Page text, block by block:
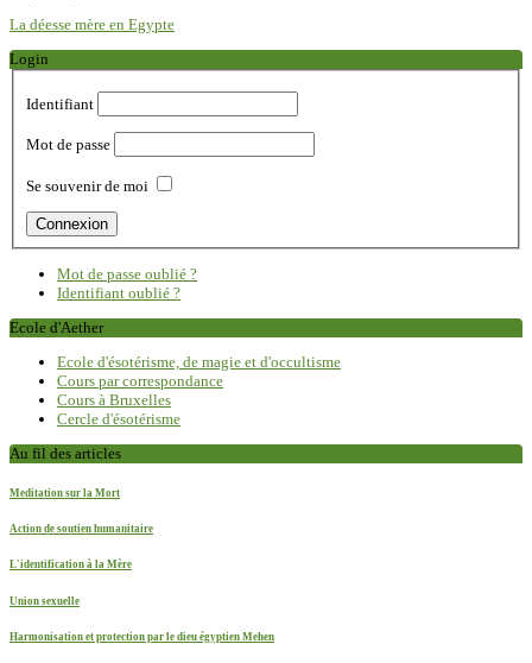
La déesse mère en Egypte
Login
Identifiant
Mot de passe
Se souvenir de moi
Mot de passe oublié ?
Identifiant oublié ?
Ecole d'Aether
Ecole d'ésotérisme, de magie et d'occultisme
Cours par correspondance
Cours à Bruxelles
Cercle d'ésotérisme
Au fil des articles
Meditation sur la Mort
Action de soutien humanitaire
L'identification à la Mère
Union sexuelle
Harmonisation et protection par le dieu égyptien Mehen